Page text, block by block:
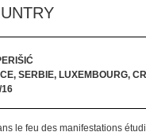
SERBIE, LUXEMBOURG,
16
le feu des manifestations